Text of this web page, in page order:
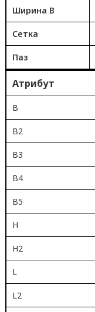
Ширина B
Сетка
Паз
Атрибут
B
B2
B3
B4
B5
H
H2
L
L2